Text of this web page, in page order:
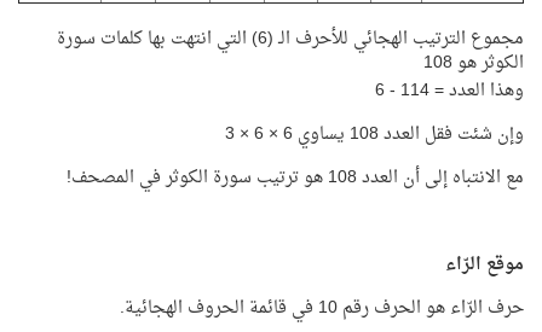
مجموع الترتيب الهجائي للأحرف الـ (6) التي انتهت بها كلمات سورة
الكوثر هو 108
وهذا العدد = 114 - 6
وإن شئت فقل العدد 108 يساوي 6 × 6 × 3
مع الانتباه إلى أن العدد 108 هو ترتيب سورة الكوثر في المصحف!
موقع الرّاء
حرف الرّاء هو الحرف رقم 10 في قائمة الحروف الهجائية.